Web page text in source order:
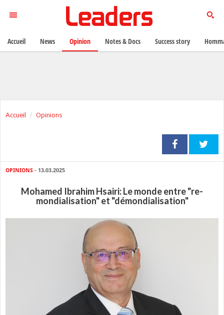
Accueil Opinions
OPINIONS - 13.03.2025
Mohamed Ibrahim Hsairi: Le monde entre "re-
mondialisation" et "démondialisation"
Accueil News Opinion Notes & Docs Success story